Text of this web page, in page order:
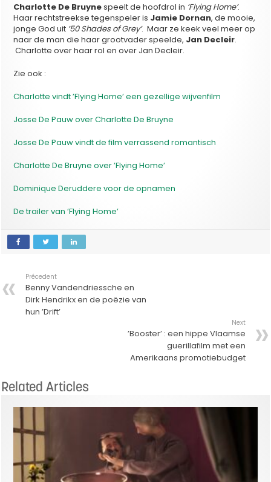
Charlotte De Bruynespeelt de hoofdrol in ‘Flying Home’.
Haar rechtstreekse tegenspeler is Jamie Dornan, de mooie,
jonge God uit ’50 Shades of Grey’. Maar ze keek veel meer op
naar de man die haar grootvader speelde, Jan Decleir.
Charlotte over haar rol en over Jan Decleir.
Zie ook :
Charlotte vindt ’Flying Home’ een gezellige wijvenfilm
Josse De Pauw over Charlotte De Bruyne
Josse De Pauw vindt de film verrassend romantisch
Charlotte De Bruyne over ’Flying Home’
Dominique Deruddere voor de opnamen
De trailer van ’Flying Home’
Précedent
Benny Vandendriessche en
Dirk Hendrikx en de poëzie van
hun ’Drift’
Next
’Booster’ : een hippe Vlaamse
guerillafilm met een
Amerikaans promotiebudget
Related Articles